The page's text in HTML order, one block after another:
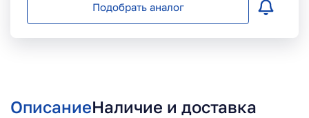
Подобрать аналог
ОписаниеНаличие и доставка